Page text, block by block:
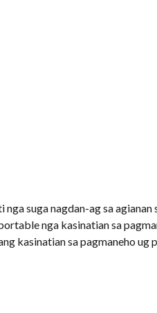
suga nagdan-ag sa agianan
nga kasinatian sa
kasinatian sa pagmaneho ug